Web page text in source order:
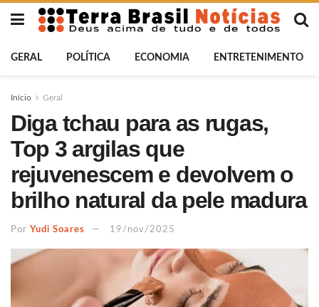
GERAL POLÍTICA ECONOMIA ENTRETENIMENTO
Início Geral
Diga tchau para as rugas,
Top 3 argilas que
rejuvenescem e devolvem o
brilho natural da pele madura
Por Yudi Soares 19/nov/2025